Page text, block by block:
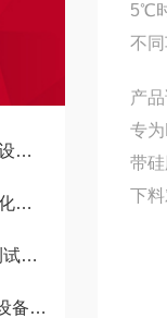
用
向
前景
5℃
不
产
专
带
下